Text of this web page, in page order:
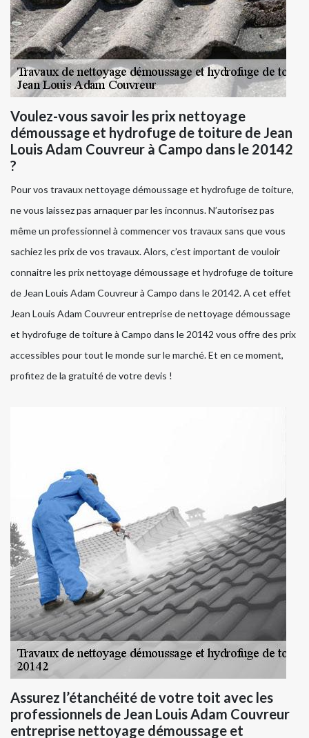
Voulez-vous savoir les prix nettoyage
démoussage et hydrofuge de toiture de Jean
Louis Adam Couvreur à Campo dans le 20142
?
Pour vos travaux nettoyage démoussage et hydrofuge de toiture,
ne vous laissez pas arnaquer par les inconnus. N’autorisez pas
même un professionnel à commencer vos travaux sans que vous
sachiez les prix de vos travaux. Alors, c’est important de vouloir
connaitre les prix nettoyage démoussage et hydrofuge de toiture
de Jean Louis Adam Couvreur à Campo dans le 20142. A cet effet
Jean Louis Adam Couvreur entreprise de nettoyage démoussage
et hydrofuge de toiture à Campo dans le 20142 vous offre des prix
accessibles pour tout le monde sur le marché. Et en ce moment,
profitez de la gratuité de votre devis !
Assurez l’étanchéité de votre toit avec les
professionnels de Jean Louis Adam Couvreur
entreprise nettoyage démoussage et